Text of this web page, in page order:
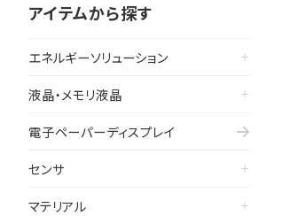
アイテムから探す
エネルギーソリューション
液晶・メモリ液晶
電子ペーパーディスプレイ
センサ
マテリアル